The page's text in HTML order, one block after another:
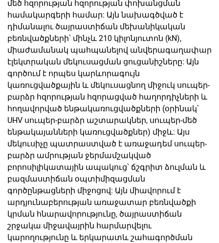
մեծ հզորության հզորության փոխանցման
համակարգերի համար: Այն նախագծված է
դիմանալու ծայրաստիճան մեխանիկական
բեռնվածքների՝ մինչև 210 կիլոնյուտոն (kN),
միաժամանակ պահպանելով անվերագաղափար
էլեկտրական մեկուսացման ցուցանիշները: Այն
գործում է որպես կարևորագույն
կառուցվածքային և մեկուսացնող միջուկ սուպեր-
բարձր հզորության հզորացված հաղորդիչների և
հողավորված ենթակառուցվածքների (օրինակ՝
UHV սուպեր-բարձր աշտարակներ, սուպեր-մեծ
ենթակայանների կառուցվածքներ) միջև: Այս
մեկուսիչը պատրաստված է առաջադեմ սուպեր-
բարձր ամրության ջերմամշակված
բորոսիլիկատային ապակուց՝ ճշգրիտ ձուլման և
բազմաստիճան օպտիմիզացման
գործընթացների միջոցով: Այն միավորում է
արդյունաբերության առաջատար բեռնվածքի
կրման հնարավորությունը, ծայրաստիճան
շրջակա միջավայրին հարմարվելու
կարողությունը և երկարատև շահագործման